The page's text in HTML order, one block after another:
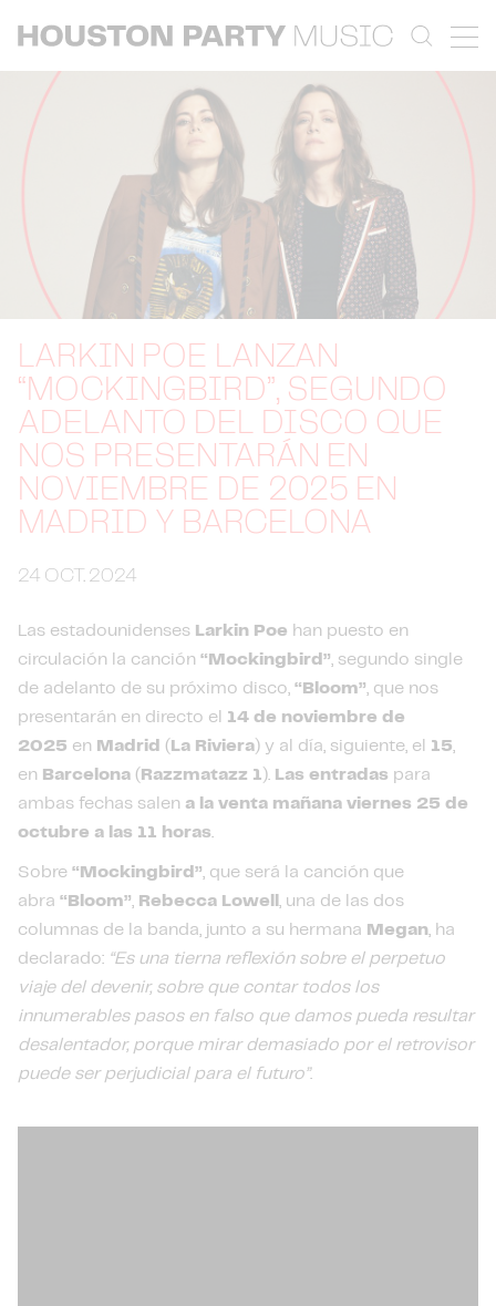
LARKIN POE LANZAN
“MOCKINGBIRD”, SEGUNDO
ADELANTO DEL DISCO QUE
NOS PRESENTARÁN EN
NOVIEMBRE DE 2025 EN
MADRID Y BARCELONA
24 OCT. 2024
Las estadounidenses Larkin Poe han puesto en
circulación la canción “Mockingbird”, segundo single
de adelanto de su próximo disco, “Bloom”, que nos
presentarán en directo el 14 de noviembre de
2025 en Madrid ( La Riviera) y al día, siguiente, el 15,
en Barcelona ( Razzmatazz 1 ). Las entradas para
ambas fechas salen a la venta mañana viernes 25 de
octubre a las 11 horas.
Sobre “Mockingbird”, que será la canción que
abra “Bloom”, Rebecca Lowell , una de las dos
columnas de la banda, junto a su hermana Megan, ha
declarado: “Es una tierna reflexión sobre el perpetuo
viaje del devenir, sobre que contar todos los
innumerables pasos en falso que damos pueda resultar
desalentador, porque mirar demasiado por el retrovisor
puede ser perjudicial para el futuro”.